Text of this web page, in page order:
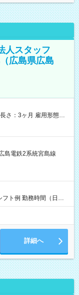
人スタッフ
広島県広島
さ：3ヶ月 雇用形態、
島電鉄2系統宮島線
ト例 勤務時間（日
休憩2時間）（日勤1回
詳細へ